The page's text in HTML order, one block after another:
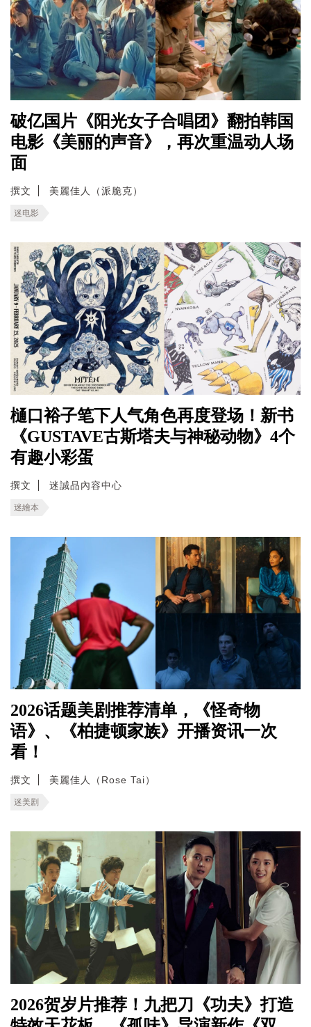
破亿国片《阳光女子合唱团》翻拍韩国
电影《美丽的声音》，再次重温动人场
面
撰文 美麗佳人（派脆克）
迷电影
樋口裕子笔下人气角色再度登场！新书
《GUSTAVE古斯塔夫与神秘动物》4个
有趣小彩蛋
撰文 迷誠品內容中心
迷繪本
2026话题美剧推荐清单，《怪奇物
语》、《柏捷顿家族》开播资讯一次
看！
撰文 美麗佳人（Rose Tai）
迷美剧
2026贺岁片推荐！九把刀《功夫》打造